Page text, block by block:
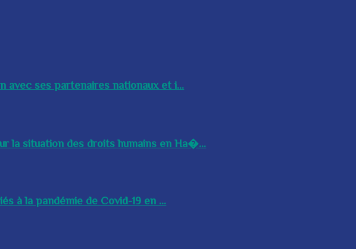
avec ses partenaires nationaux et i...
la situation des droits humains en Ha�...
à la pandémie de Covid-19 en ...